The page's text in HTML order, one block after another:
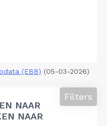
(EBB) (05-03-2026)
NAAR
NAAR
Filters